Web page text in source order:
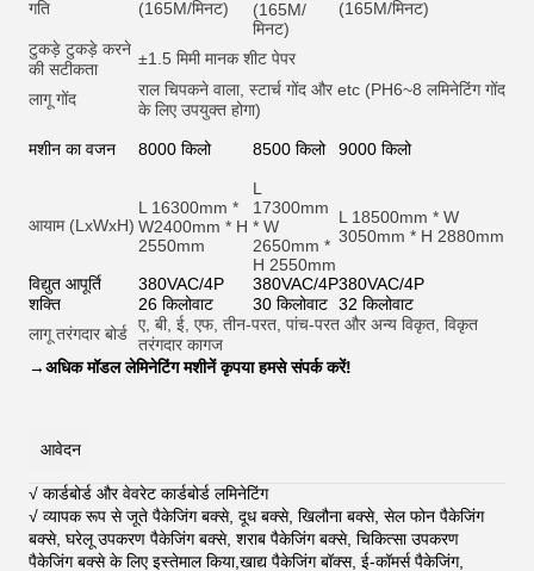
गति
(165M/मिनट)
(165M/
मिनट)
(165M/मिनट)
टुकड़े टुकड़े करने
की सटीकता
±1.5 मिमी मानक शीट पेपर
लागू गोंद राल चिपकने वाला, स्टार्च गोंद और etc (PH6~8 लमिनेटिंग गोंद
के लिए उपयुक्त होगा)
मशीन का वजन 8000 किलो 8500 किलो 9000 किलो
आयाम (LxWxH)
L 16300mm *
W2400mm * H
2550mm
L
17300mm
* W
2650mm *
H 2550mm
L 18500mm * W
3050mm * H 2880mm
विद्युत आपूर्ति 380VAC/4P 380VAC/4P380VAC/4P
शक्ति
26 किलोवाट 30 किलोवाट 32 किलोवाट
लागू तरंगदार बोर्ड ए, बी, ई, एफ, तीन-परत, पांच-परत और अन्य विकृत, विकृत
तरंगदार कागज
→अधिक मॉडल लेमिनेटिंग मशीनें कृपया हमसे संपर्क करें!
आवेदन
√ कार्डबोर्ड और वेवरेट कार्डबोर्ड लमिनेटिंग
√ व्यापक रूप से जूते पैकेजिंग बक्से, दूध बक्से, खिलौना बक्से, सेल फोन पैकेजिंग
बक्से, घरेलू उपकरण पैकेजिंग बक्से, शराब पैकेजिंग बक्से, चिकित्सा उपकरण
पैकेजिंग बक्से के लिए इस्तेमाल किया,खाद्य पैकेजिंग बॉक्स, ई-कॉमर्स पैकेजिंग,